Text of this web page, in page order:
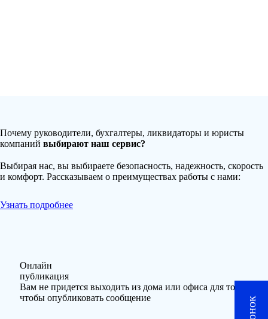
Почему руководители, бухгалтеры, ликвидаторы и юристы
компаний выбирают наш сервис?
Выбирая нас, вы выбираете безопасность, надежность, скорость
и комфорт. Рассказываем о преимуществах работы с нами:
Узнать подробнее
Онлайн
публикация
Вам не придется выходить из дома или офиса для того,
чтобы опубликовать сообщение